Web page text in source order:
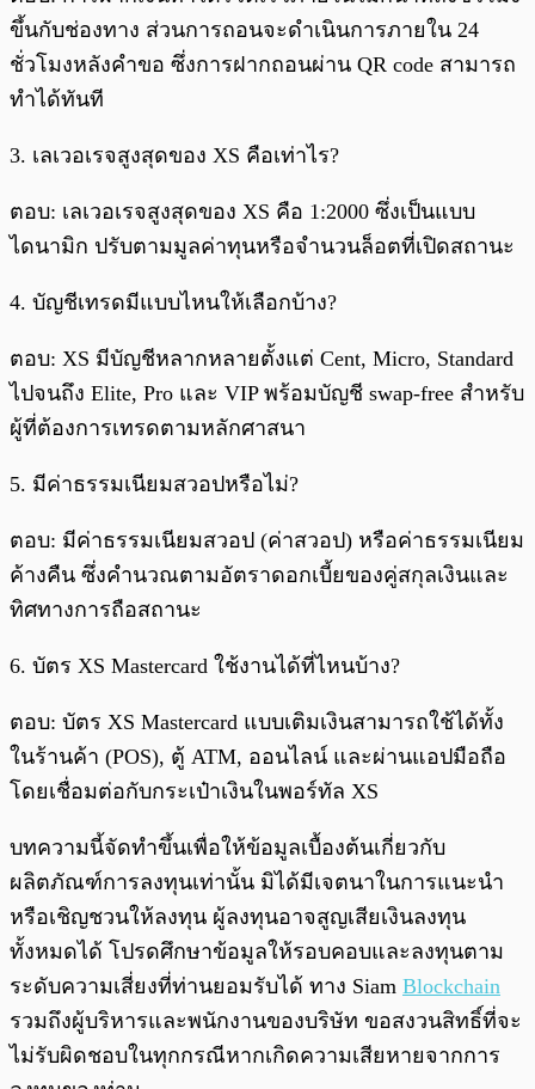
ขึ้นกับช่องทาง ส่วนการถอนจะดำเนินการภายใน 24
ชั่วโมงหลังคำขอ ซึ่งการฝากถอนผ่าน QR code สามารถ
ทำได้ทันที
3. เลเวอเรจสูงสุดของ XS คือเท่าไร?
ตอบ: เลเวอเรจสูงสุดของ XS คือ 1:2000 ซึ่งเป็นแบบ
ไดนามิก ปรับตามมูลค่าทุนหรือจำนวนล็อตที่เปิดสถานะ
4. บัญชีเทรดมีแบบไหนให้เลือกบ้าง?
ตอบ: XS มีบัญชีหลากหลายตั้งแต่ Cent, Micro, Standard
ไปจนถึง Elite, Pro และ VIP พร้อมบัญชี swap-free สำหรับ
ผู้ที่ต้องการเทรดตามหลักศาสนา
5. มีค่าธรรมเนียมสวอปหรือไม่?
ตอบ: มีค่าธรรมเนียมสวอป (ค่าสวอป) หรือค่าธรรมเนียม
ค้างคืน ซึ่งคำนวณตามอัตราดอกเบี้ยของคู่สกุลเงินและ
ทิศทางการถือสถานะ
6. บัตร XS Mastercard ใช้งานได้ที่ไหนบ้าง?
ตอบ: บัตร XS Mastercard แบบเติมเงินสามารถใช้ได้ทั้ง
ในร้านค้า (POS), ตู้ ATM, ออนไลน์ และผ่านแอปมือถือ
โดยเชื่อมต่อกับกระเป๋าเงินในพอร์ทัล XS
บทความนี้จัดทำขึ้นเพื่อให้ข้อมูลเบื้องต้นเกี่ยวกับ
ผลิตภัณฑ์การลงทุนเท่านั้น มิได้มีเจตนาในการแนะนำ
หรือเชิญชวนให้ลงทุน ผู้ลงทุนอาจสูญเสียเงินลงทุน
ทั้งหมดได้ โปรดศึกษาข้อมูลให้รอบคอบและลงทุนตาม
ระดับความเสี่ยงที่ท่านยอมรับได้ ทาง Siam Blockchain
รวมถึงผู้บริหารและพนักงานของบริษัท ขอสงวนสิทธิ์ที่จะ
ไม่รับผิดชอบในทุกกรณีหากเกิดความเสียหายจากการ